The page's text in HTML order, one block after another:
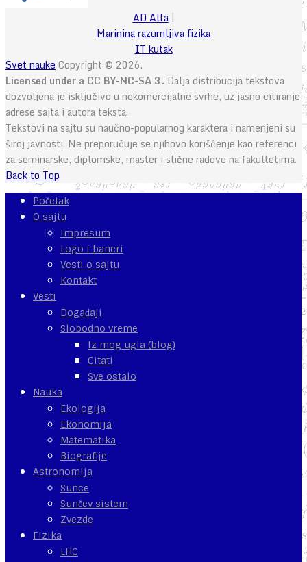
AD Alfa|
Marinina razumljiva fizika
IT kutak
Svet nauke Copyright © 2026.
Licensed under a CC BY-NC-SA 3. Dalja distribucija tekstova
dozvoljena je isključivo u nekomercijalne svrhe, uz jasno citiranje
adrese sajta i autora teksta.
Tekstovi na sajtu su naučno-popularnog karaktera i namenjeni su
široj javnosti. Ne preporučuje se njihovo korišćenje kao referenci
za seminarske, diplomske, master i slične radove na fakultetima.
Back to Top
Početak
O sajtu
Impresum
Logo i baneri
Vesti o sajtu
Kontakt
Vesti
Događaji
Slobodno vreme
Iz mog ugla (blog)
Citati
Sve ostalo
Nauka
Ekologija
Ekonomija
Matematika
Biografije
Astronomija
Sunce
Sunčev sistem
Zvezde
Fizika
LHC